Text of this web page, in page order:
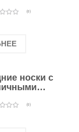
(0)
носки с
(0)